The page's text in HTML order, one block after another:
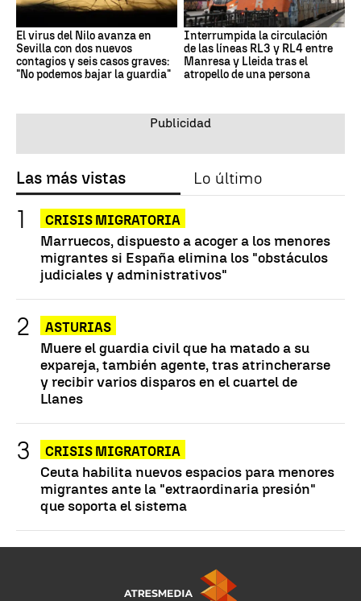
El virus del Nilo avanza en
Sevilla con dos nuevos
contagios y seis casos graves:
"No podemos bajar la guardia"
Interrumpida la circulación
de las líneas RL3 y RL4 entre
Manresa y Lleida tras el
atropello de una persona
Las más vistas Lo último
CRISIS MIGRATORIA
Marruecos, dispuesto a acoger a los menores
migrantes si España elimina los "obstáculos
judiciales y administrativos"
ASTURIAS
Muere el guardia civil que ha matado a su
expareja, también agente, tras atrincherarse
y recibir varios disparos en el cuartel de
Llanes
CRISIS MIGRATORIA
Ceuta habilita nuevos espacios para menores
migrantes ante la "extraordinaria presión"
que soporta el sistema